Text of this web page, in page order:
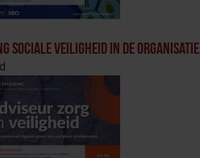
Sociale Veiligheid in de Organisatie